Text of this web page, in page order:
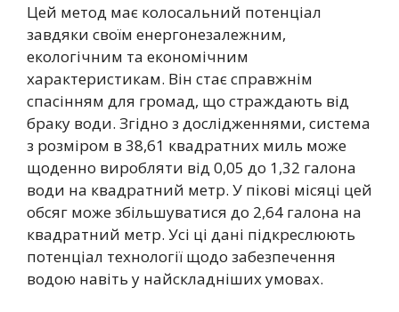
Цей метод має колосальний потенціал
завдяки своїм енергонезалежним,
екологічним та економічним
характеристикам. Він стає справжнім
спасінням для громад, що страждають від
браку води. Згідно з дослідженнями, система
з розміром в 38,61 квадратних миль може
щоденно виробляти від 0,05 до 1,32 галона
води на квадратний метр. У пікові місяці цей
обсяг може збільшуватися до 2,64 галона на
квадратний метр. Усі ці дані підкреслюють
потенціал технології щодо забезпечення
водою навіть у найскладніших умовах.